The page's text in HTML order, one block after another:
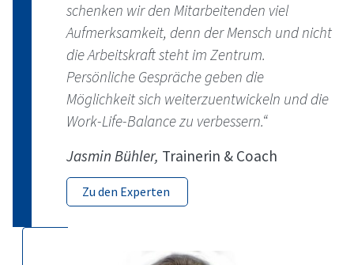
schenken wir den Mitarbeitenden viel
Aufmerksamkeit, denn der Mensch und nicht
die Arbeitskraft steht im Zentrum.
Persönliche Gespräche geben die
Möglichkeit sich weiterzuentwickeln und die
Work-Life-Balance zu verbessern.“
Jasmin Bühler, Trainerin & Coach
Zu den Experten